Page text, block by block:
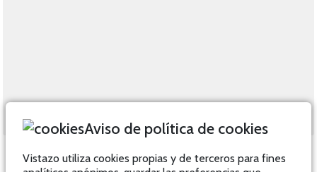
Aviso de política de cookies
Vistazo utiliza cookies propias y de terceros para fines